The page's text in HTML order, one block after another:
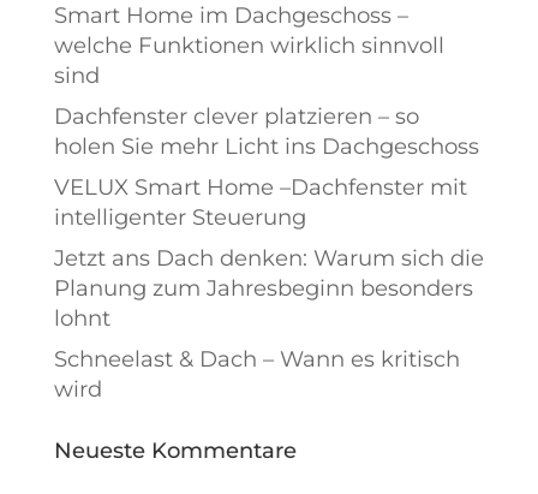
Smart Home im Dachgeschoss –
welche Funktionen wirklich sinnvoll
sind
Dachfenster clever platzieren – so
holen Sie mehr Licht ins Dachgeschoss
VELUX Smart Home –Dachfenster mit
intelligenter Steuerung
Jetzt ans Dach denken: Warum sich die
Planung zum Jahresbeginn besonders
lohnt
Schneelast & Dach – Wann es kritisch
wird
Neueste Kommentare